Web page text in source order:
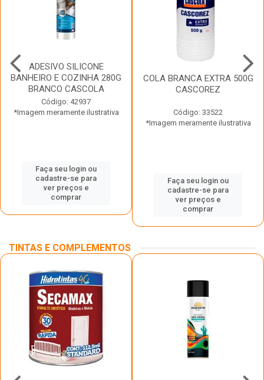
ADESIVO SILICONE
BANHEIRO E COZINHA 280G
BRANCO CASCOLA
Código: 42937
*Imagem meramente ilustrativa
Faça seu login ou
cadastre-se para
ver preços e
comprar
COLA BRANCA EXTRA 500G
CASCOREZ
Código: 33522
*Imagem meramente ilustrativa
Faça seu login ou
cadastre-se para
ver preços e
comprar
TINTAS E COMPLEMENTOS